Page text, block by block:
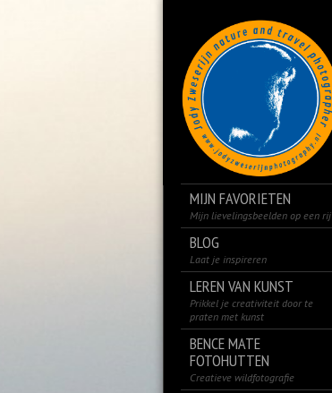
MIJN FAVORIETEN
Mijn lievelingsbeelden op een rij
BLOG
Laat je inspireren
LEREN VAN KUNST
Prikkel je creativiteit door te
praten met kunst
BENCE MATE
FOTOHUTTEN
Creatieve wildfotografie